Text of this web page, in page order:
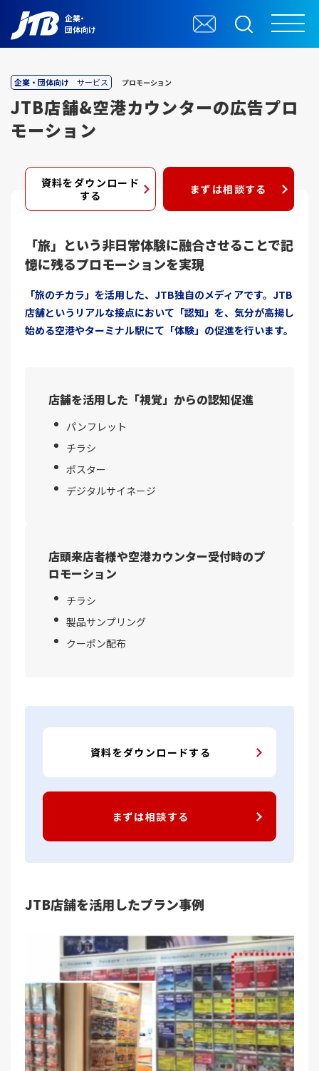
企業・
団体向け
企業・団体向け サービス プロモーション
JTB店舗&空港カウンターの広告プロ
モーション
資料をダウンロード
する
まずは相談する
「旅」という非日常体験に融合させることで記
憶に残るプロモーションを実現
「旅のチカラ」を活用した、JTB独自のメディアです。JTB
店舗というリアルな接点において「認知」を、気分が高揚し
始める空港やターミナル駅にて「体験」の促進を行います。
店舗を活用した「視覚」からの認知促進
パンフレット
チラシ
ポスター
デジタルサイネージ
店頭来店者様や空港カウンター受付時のプ
ロモーション
チラシ
製品サンプリング
クーポン配布
資料をダウンロードする
まずは相談する
JTB店舗を活用したプラン事例